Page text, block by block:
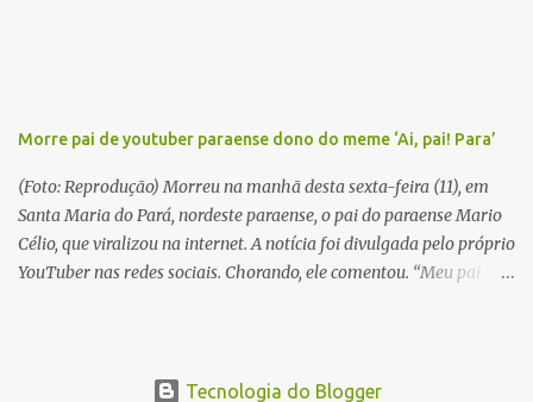
Morre pai de youtuber paraense dono do meme ‘Ai, pai! Para’
(Foto: Reprodução) Morreu na manhã desta sexta-feira (11), em
Santa Maria do Pará, nordeste paraense, o pai do paraense Mario
Célio, que viralizou na internet. A notícia foi divulgada pelo próprio
YouTuber nas redes sociais. Chorando, ele comentou. “Meu pai
de ajuda. No fundo das imagens aparecia o pai dele, que o batia
Tecnologia do Blogger